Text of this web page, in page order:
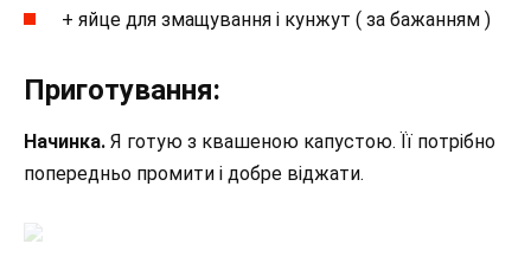
+ яйце для змащування і кунжут ( за бажанням )
Приготування:
Начинка. Я готую з квашеною капустою. Її потрібно
попередньо промити і добре віджати.